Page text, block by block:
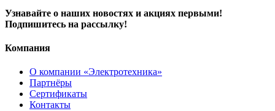
Узнавайте о наших новостях и акциях первыми!
Подпишитесь на рассылку!
Компания
О компании «Электротехника»
Партнёры
Сертификаты
Контакты